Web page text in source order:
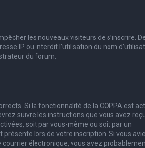
les nouveaux visiteurs de s’inscrire. De
IP ou interdit l’utilisation du nom
du forum.
Si la fonctionnalité de la COPPA est
suivre les instructions que vous avez
soit par vous-même ou soit par un
lors de votre inscription. Si vous
courrier électronique, vous avez